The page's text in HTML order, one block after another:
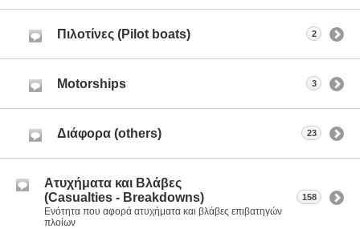
Πιλοτίνες (Pilot boats) 2
Motorships 3
Διάφορα (others) 23
Ατυχήματα και Βλάβες
(Casualties - Breakdowns)
Ενότητα που αφορά ατυχήματα και βλάβες επιβατηγών
πλοίων
158